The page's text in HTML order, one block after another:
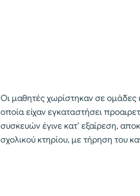
Οι μαθητές χωρίστηκαν σε
οποία είχαν εγκαταστήσει
συσκευών έγινε κατ’ εξαίρεση,
σχολικού κτηρίου, με τήρηση του